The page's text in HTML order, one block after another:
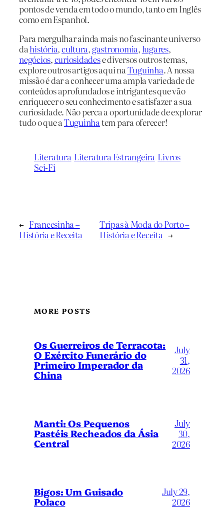
pontos de venda em todo o mundo, tanto em Inglês
como em Espanhol.
Para mergulhar ainda mais no fascinante universo
dahistória,cultura, gastronomia,lugares,
negócios,curiosidadese diversos outros temas,
explore outros artigos aqui na Tuguinha. A nossa
missão é dar a conhecer uma ampla variedade de
conteúdos aprofundados e intrigantes que vão
enriquecer o seu conhecimento e satisfazer a sua
curiosidade. Não perca a oportunidade de explorar
tudo o que a Tuguinha tem para oferecer!
Literatura Literatura Estrangeira Livros
Sci-Fi
← Francesinha –
História e Receita
Tripas à Moda do Porto –
História e Receita →
MORE POSTS
Os Guerreiros de Terracota:
O Exército Funerário do
Primeiro Imperador da
China
July
31,
2026
Manti: Os Pequenos
Pastéis Recheados da Ásia
Central
July
30,
2026
Bigos: Um Guisado
Polaco
July 29,
2026